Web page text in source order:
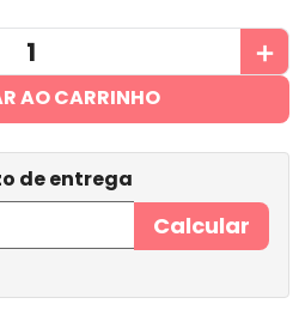
＋
AO CARRINHO